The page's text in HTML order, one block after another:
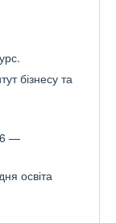
бізнесу та
—
освіта